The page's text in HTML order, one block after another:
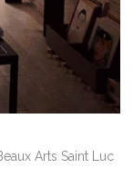
Arts Saint Luc